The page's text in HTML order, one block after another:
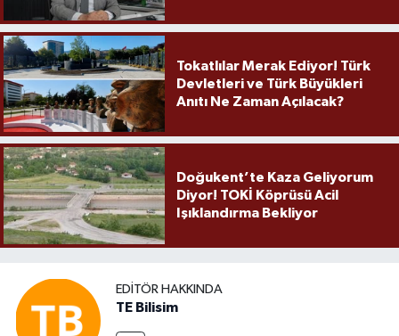
Tokatlılar Merak Ediyor! Türk
Devletleri ve Türk Büyükleri
Anıtı Ne Zaman Açılacak?
Doğukent’te Kaza Geliyorum
Diyor! TOKİ Köprüsü Acil
Işıklandırma Bekliyor
EDITÖR HAKKINDA
TE Bilisim